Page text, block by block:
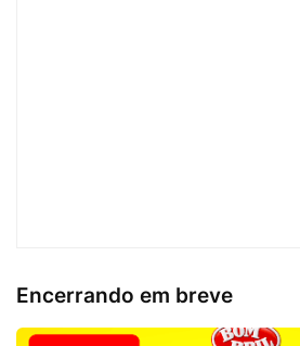
Encerrando em breve